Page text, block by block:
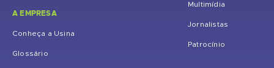
A EMPRESA
Conheça a Usina
Glossário
Multimídia
Jornalistas
Patrocínio